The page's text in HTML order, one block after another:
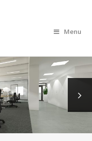
Menu